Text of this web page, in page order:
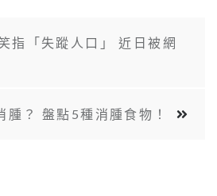
指「失蹤人口」 近日被網
腫？ 盤點5種消腫食物！